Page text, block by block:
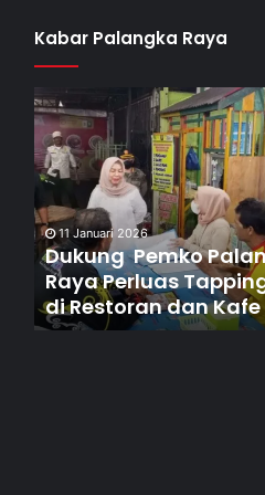
Kabar Palangka Raya
8 Januari 2026
Dorong
Terpadu Berantas
Narkoba di Puntun